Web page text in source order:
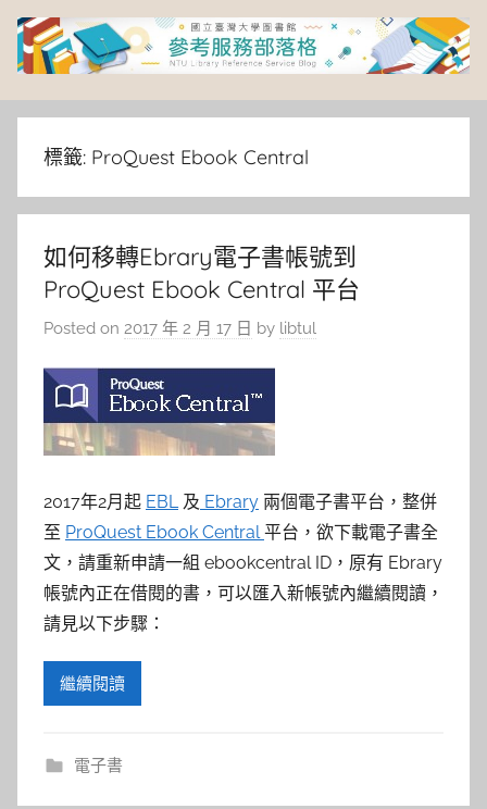
Skip
content
臺
灣
大
學
圖
書
館
參
考
服
務
部
落
標籤: ProQuest Ebook Central
如何移轉Ebrary電子書帳號到
ProQuest Ebook Central 平台
Posted on 2017 年 2 月 17 日 by libtul
2017年2月起 EBL及 Ebrary 兩個電子書平台，整併
至 ProQuest Ebook Central平台，欲下載電子書全
文，請重新申請一組 ebookcentral ID，原有 Ebrary
帳號內正在借閱的書，可以匯入新帳號內繼續閱讀，
請見以下步驟：
繼續閱讀
電子書